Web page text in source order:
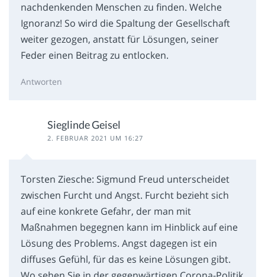
nachdenkenden Menschen zu finden. Welche
Ignoranz! So wird die Spaltung der Gesellschaft
weiter gezogen, anstatt für Lösungen, seiner
Feder einen Beitrag zu entlocken.
Antworten
Sieglinde Geisel
2. FEBRUAR 2021 UM 16:27
Torsten Ziesche: Sigmund Freud unterscheidet
zwischen Furcht und Angst. Furcht bezieht sich
auf eine konkrete Gefahr, der man mit
Maßnahmen begegnen kann im Hinblick auf eine
Lösung des Problems. Angst dagegen ist ein
diffuses Gefühl, für das es keine Lösungen gibt.